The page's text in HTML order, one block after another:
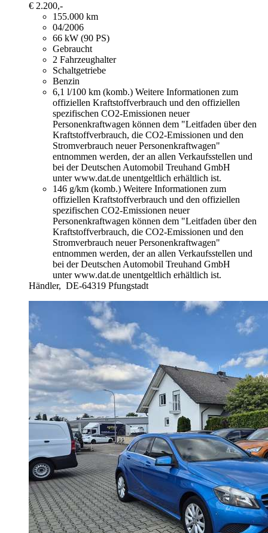
€ 2.200,-
155.000 km
04/2006
66 kW (90 PS)
Gebraucht
2 Fahrzeughalter
Schaltgetriebe
Benzin
6,1 l/100 km (komb.) Weitere Informationen zum
offiziellen Kraftstoffverbrauch und den offiziellen
spezifischen CO2-Emissionen neuer
Personenkraftwagen können dem "Leitfaden über den
Kraftstoffverbrauch, die CO2-Emissionen und den
Stromverbrauch neuer Personenkraftwagen"
entnommen werden, der an allen Verkaufsstellen und
bei der Deutschen Automobil Treuhand GmbH
unter www.dat.de unentgeltlich erhältlich ist.
146 g/km (komb.) Weitere Informationen zum
offiziellen Kraftstoffverbrauch und den offiziellen
spezifischen CO2-Emissionen neuer
Personenkraftwagen können dem "Leitfaden über den
Kraftstoffverbrauch, die CO2-Emissionen und den
Stromverbrauch neuer Personenkraftwagen"
entnommen werden, der an allen Verkaufsstellen und
bei der Deutschen Automobil Treuhand GmbH
unter www.dat.de unentgeltlich erhältlich ist.
Händler, DE-64319 Pfungstadt